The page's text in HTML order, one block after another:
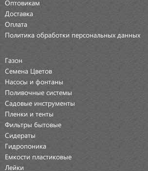
Оптовикам
Доставка
Оплата
Политика обработки персональных данных
Газон
Семена Цветов
Насосы и фонтаны
Поливочные системы
Садовые инструменты
Пленки и тенты
Фильтры бытовые
Сидераты
Гидропоника
Емкости пластиковые
Лейки